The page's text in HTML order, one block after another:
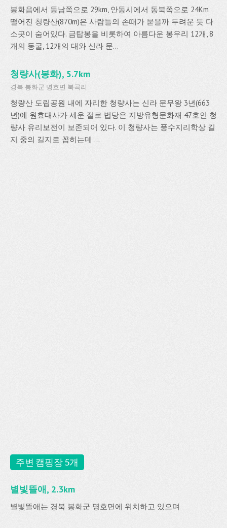
봉화읍에서 동남쪽으로 29km, 안동시에서 동북쪽으로 24Km
떨어진 청량산(870m)은 사람들의 손때가 묻을까 두려운 듯 다
소곳이 숨어있다. 금탑봉을 비롯하여 아름다운 봉우리 12개, 8
개의 동굴, 12개의 대와 신라 문...
청량사(봉화), 5.7km
경북 봉화군 명호면 북곡리
청량산 도립공원 내에 자리한 청량사는 신라 문무왕 3년(663
년)에 원효대사가 세운 절로 법당은 지방유형문화재 47호인 청
량사 유리보전이 보존되어 있다. 이 청량사는 풍수지리학상 길
지 중의 길지로 꼽히는데 ...
주변 캠핑장 5개
별빛뜰애, 2.3km
별빛뜰애는 경북 봉화군 명호면에 위치하고 있으며